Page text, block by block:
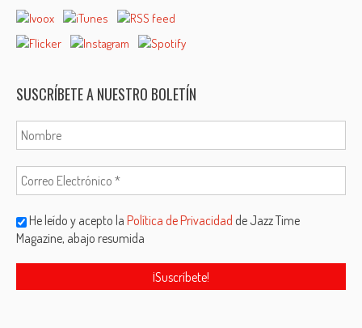
SUSCRÍBETE A NUESTRO BOLETÍN
He leído y acepto laPolítica de Privacidad de Jazz Time
Magazine, abajo resumida